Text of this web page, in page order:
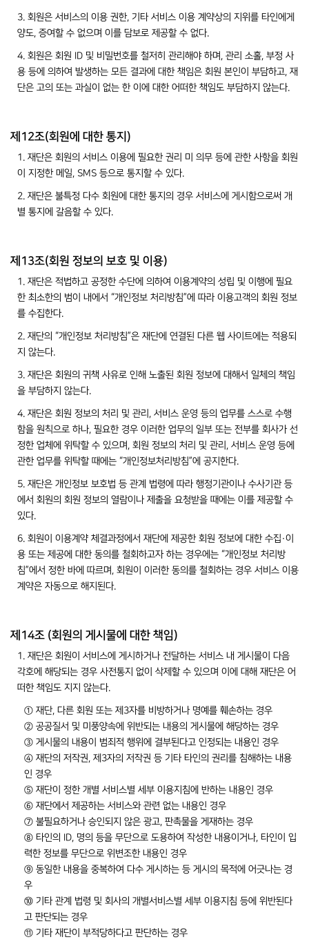
3. 회원은 서비스의 이용 권한, 기타 서비스 이용 계약상의 지위를 타인에게
양도, 증여할 수 없으며 이를 담보로 제공할 수 없다.
4. 회원은 회원 ID 및 비밀번호를 철저히 관리해야 하며, 관리 소홀, 부정 사
용 등에 의하여 발생하는 모든 결과에 대한 책임은 회원 본인이 부담하고, 재
단은 고의 또는 과실이 없는 한 이에 대한 어떠한 책임도 부담하지 않는다.
제12조(회원에 대한 통지)
1. 재단은 회원의 서비스 이용에 필요한 권리 미 의무 등에 관한 사항을 회원
이 지정한 메일, SMS 등으로 통지할 수 있다.
2. 재단은 불특정 다수 회원에 대한 통지의 경우 서비스에 게시함으로써 개
별 통지에 갈음할 수 있다.
제13조(회원 정보의 보호 및 이용)
1. 재단은 적법하고 공정한 수단에 의하여 이용계약의 성립 및 이행에 필요
한 최소한의 범이 내에서 “개인정보 처리방침”에 따라 이용고객의 회원 정보
를 수집한다.
2. 재단의 “개인정보 처리방침”은 재단에 연결된 다른 웹 사이트에는 적용되
지 않는다.
3. 재단은 회원의 귀책 사유로 인해 노출된 회원 정보에 대해서 일체의 책임
을 부담하지 않는다.
4. 재단은 회원 정보의 처리 및 관리, 서비스 운영 등의 업무를 스스로 수행
함을 원칙으로 하나, 필요한 경우 이러한 업무의 일부 또는 전부를 회사가 선
정한 업체에 위탁할 수 있으며, 회원 정보의 처리 및 관리, 서비스 운영 등에
관한 업무를 위탁할 때에는 “개인정보처리방침”에 공지한다.
5. 재단은 개인정보 보호법 등 관계 법령에 따라 행정기관이나 수사기관 등
에서 회원의 회원 정보의 열람이나 제출을 요청받을 때에는 이를 제공할 수
있다.
6. 회원이 이용계약 체결과정에서 재단에 제공한 회원 정보에 대한 수집·이
용 또는 제공에 대한 동의를 철회하고자 하는 경우에는 “개인정보 처리방
침”에서 정한 바에 따르며, 회원이 이러한 동의를 철회하는 경우 서비스 이용
계약은 자동으로 해지된다.
제14조 (회원의 게시물에 대한 책임)
1. 재단은 회원이 서비스에 게시하거나 전달하는 서비스 내 게시물이 다음
각호에 해당되는 경우 사전통지 없이 삭제할 수 있으며 이에 대해 재단은 어
떠한 책임도 지지 않는다.
① 재단, 다른 회원 또는 제3자를 비방하거나 명예를 훼손하는 경우
② 공공질서 및 미풍양속에 위반되는 내용의 게시물에 해당하는 경우
③ 게시물의 내용이 범죄적 행위에 결부된다고 인정되는 내용인 경우
④ 재단의 저작권, 제3자의 저작권 등 기타 타인의 권리를 침해하는 내용
인 경우
⑤ 재단이 정한 개별 서비스별 세부 이용지침에 반하는 내용인 경우
⑥ 재단에서 제공하는 서비스와 관련 없는 내용인 경우
⑦ 불필요하거나 승인되지 않은 광고, 판촉물을 게재하는 경우
⑧ 타인의 ID, 명의 등을 무단으로 도용하여 작성한 내용이거나, 타인이 입
력한 정보를 무단으로 위변조한 내용인 경우
⑨ 동일한 내용을 중복하여 다수 게시하는 등 게시의 목적에 어긋나는 경
우
⑩ 기타 관계 법령 및 회사의 개별서비스별 세부 이용지침 등에 위반된다
고 판단되는 경우
⑪ 기타 재단이 부적당하다고 판단하는 경우